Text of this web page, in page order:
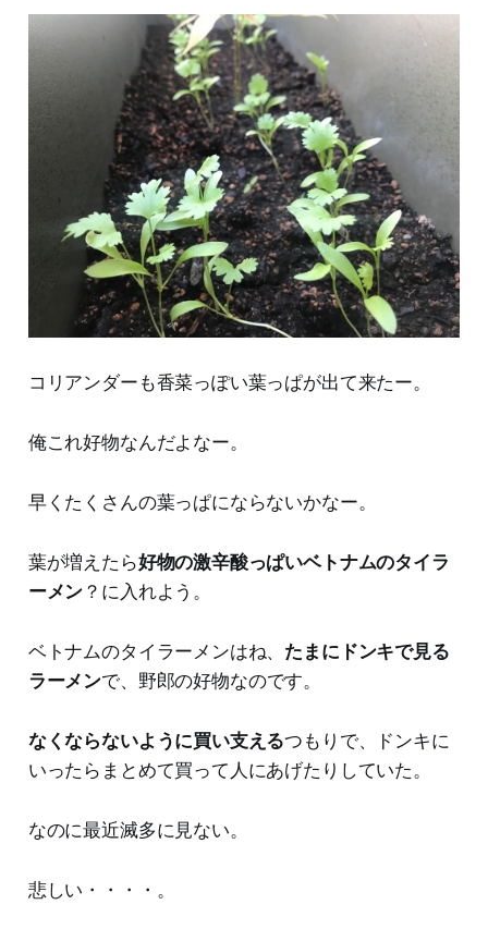
コリアンダーも香菜っぽい葉っぱが出て来たー。
俺これ好物なんだよなー。
早くたくさんの葉っぱにならないかなー。
葉が増えたら好物の激辛酸っぱいベトナムのタイラ
ーメン ？に入れよう。
ベトナムのタイラーメンはね、 たまにドンキで見る
ラーメンで、野郎の好物なのです。
なくならないように買い支えるつもりで、ドンキに
いったらまとめて買って人にあげたりしていた。
なのに最近滅多に見ない。
悲しい・・・・。